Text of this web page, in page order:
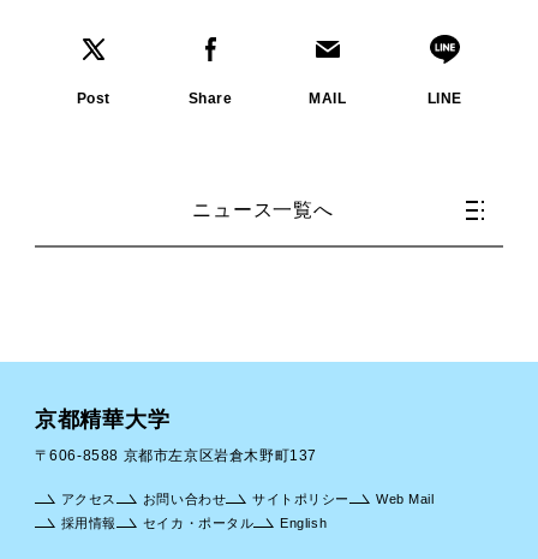
Post Share MAIL LINE
ニュース一覧へ
京都精華大学
〒606-8588 京都市左京区岩倉木野町137
アクセス お問い合わせ サイトポリシー
Web Mail
採用情報
セイカ・ポータル English